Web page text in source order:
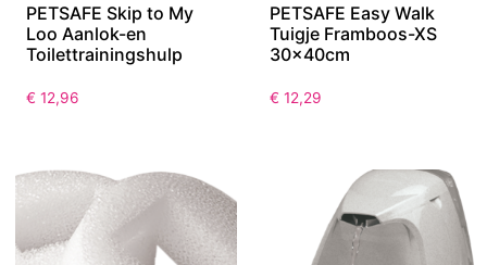
PETSAFE Skip to My
Loo Aanlok-en
Toilettrainingshulp
€ 12,96
PETSAFE Easy Walk
Tuigje Framboos-XS
30x40cm
€ 12,29